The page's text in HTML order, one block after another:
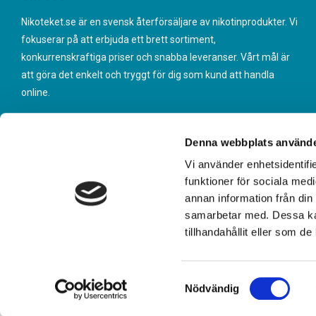
Denna webbplats
Vi använder
funktioner för sociala
annan information från
samarbetar med. Dessa
tillhandahållit eller som
a
Nödvändig
Nikoteket.se är en svensk återförsäljare av nikotinprodukter. Vi
fokuserar på att erbjuda ett brett sortiment,
konkurrenskraftiga priser och snabba leveranser. Vårt mål är
att göra det enkelt och tryggt för dig som kund att handla
online.